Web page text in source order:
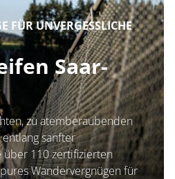
FÜR UNVERGESSLICHE
Saar-
zu atemberaubenden
sanfter
über 110 zertifizierten
Wandervergnügen für